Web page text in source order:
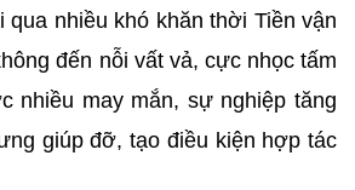
qua nhiều khó khăn thời Tiền vận
đến nỗi vất vả, cực nhọc tấm
nhiều may mắn, sự nghiệp tăng
giúp đỡ, tạo điều kiện hợp tác